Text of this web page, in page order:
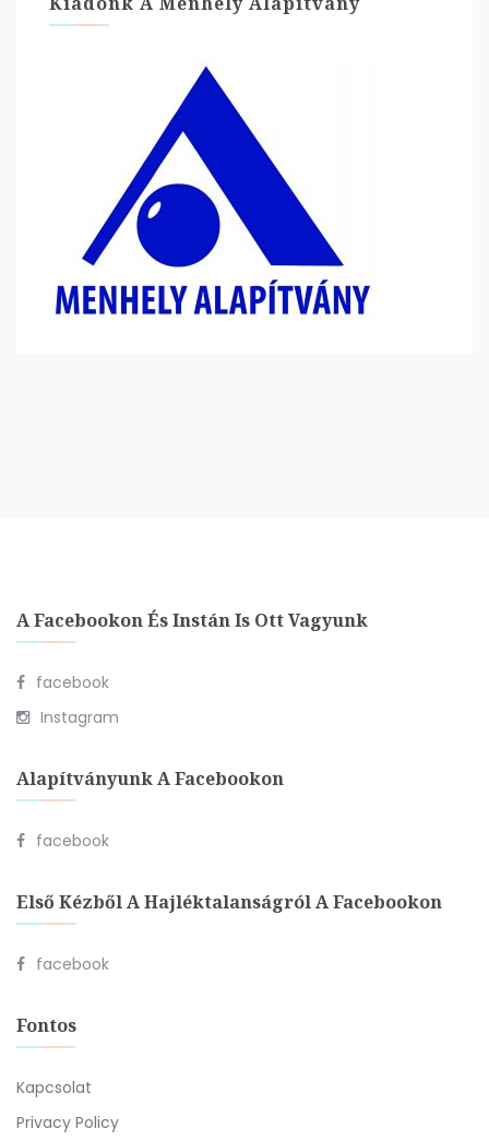
A Facebookon És Instán Is Ott Vagyunk
facebook
Instagram
Alapítványunk A Facebookon
facebook
Első Kézből A Hajléktalanságról A Facebookon
facebook
Fontos
Kapcsolat
Privacy Policy